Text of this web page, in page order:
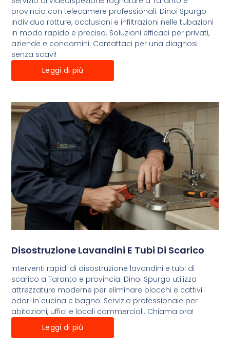
provincia con telecamere professionali. Dinoi Spurgo
individua rotture, occlusioni e infiltrazioni nelle tubazioni
in modo rapido e preciso. Soluzioni efficaci per privati,
aziende e condomini. Contattaci per una diagnosi
senza scavi!
Leggi di più
Disostruzione Lavandini E Tubi Di Scarico
Interventi rapidi di disostruzione lavandini e tubi di
scarico a Taranto e provincia. Dinoi Spurgo utilizza
attrezzature moderne per eliminare blocchi e cattivi
odori in cucina e bagno. Servizio professionale per
abitazioni, uffici e locali commerciali. Chiama ora!
Leggi di più